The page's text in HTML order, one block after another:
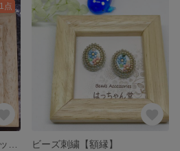
点
ビーズ刺繍【額縁】